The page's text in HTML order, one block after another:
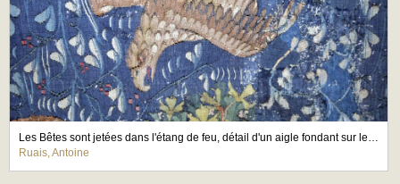
Les Bêtes sont jetées dans l'étang de feu, détail d'un aigle fondant sur les Bêtes
Ruais, Antoine